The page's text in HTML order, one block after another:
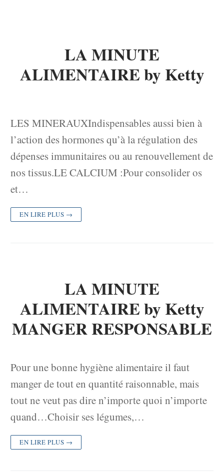
LA MINUTE
ALIMENTAIRE by Ketty
LES MINERAUXIndispensables aussi bien à
l’action des hormones qu’à la régulation des
dépenses immunitaires ou au renouvellement de
nos tissus.LE CALCIUM :Pour consolider os
et…
EN LIRE PLUS →
LA MINUTE
ALIMENTAIRE by Ketty
MANGER RESPONSABLE
Pour une bonne hygiène alimentaire il faut
manger de tout en quantité raisonnable, mais
tout ne veut pas dire n’importe quoi n’importe
quand…Choisir ses légumes,…
EN LIRE PLUS →